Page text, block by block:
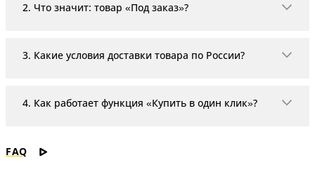
2. Что значит: товар «Под заказ»?
3. Какие условия доставки товара по России?
4. Как работает функция «Купить в один клик»?
FAQ